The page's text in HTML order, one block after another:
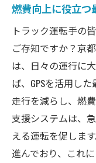
燃費向上に役立つ
トラック運転手の
ご存知ですか？京
は、日々の運行に
ば、GPSを活用し
走行を減らし、燃
支援システムは、
える運転を促しま
進んでおり、これ